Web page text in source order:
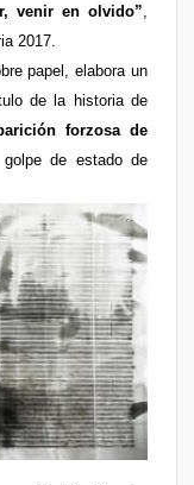
venir en olvido”
2017.
papel, elabora un
de la historia de
forzosa de
golpe de estado de